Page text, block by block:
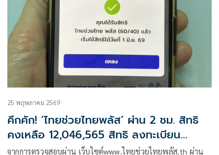
25 พฤษภาคม 2569
คึกคัก! ‘ไทยช่วยไทยพลัส’ ผ่าน 2 ชม. สิทธิ
คงเหลือ 12,046,565 สิทธิ ลงทะเบียน
มากกว่า 3 แสนต่อวินาที
จากการตรวจสอบผ่าน เว็บไซต์www.ไทยช่วยไทยพลัส.th ผ่าน